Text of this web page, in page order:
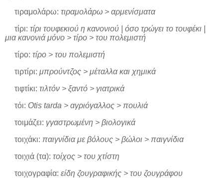
τιραμολάρω: τιραμολάρω > αρμενίσματα
τίρι: τίρι τουφεκιού η κανονιού | όσο τρώγει το τουφέκι |
μια κανονιά μόνο > τίρο > του πολεμιστή
τίρο: τίρο > του πολεμιστή
τιρτίρι: μπρούντζος > μέταλλα και χημικά
τιφτίκι: τιλτόν > ξαντό > γιατρικά
τόι: Otis tarda > αγριόγαλλος > πουλιά
τοιμάζει: γγαστρωμένη > βιολογικά
τοιχάκι: παιγνίδια με βόλους > βώλοι > παιγνίδια
τοιχιά (τα): τοίχος > του χτίστη
τοιχογραφία: είδη ζουγραφικής > του ζουγράφου